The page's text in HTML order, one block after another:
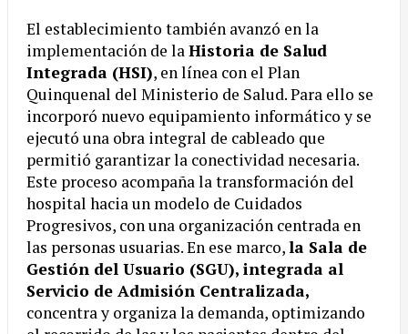
El establecimiento también avanzó en la
implementación de laHistoria de Salud
Integrada (HSI), en línea con el Plan
Quinquenal del Ministerio de Salud. Para ello se
incorporó nuevo equipamiento informático y se
ejecutó una obra integral de cableado que
permitió garantizar la conectividad necesaria.
Este proceso acompaña la transformación del
hospital hacia un modelo de Cuidados
Progresivos, con una organización centrada en
las personas usuarias. En ese marco,la Sala de
Gestión del Usuario (SGU), integrada al
Servicio de Admisión Centralizada,
concentra y organiza la demanda, optimizando